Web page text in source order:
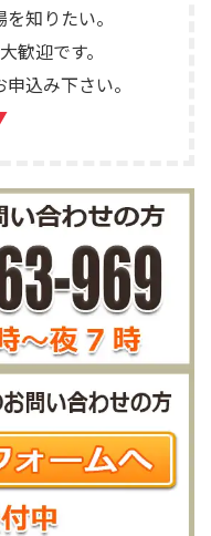
知りたい。
歓迎です。
込み下さい。